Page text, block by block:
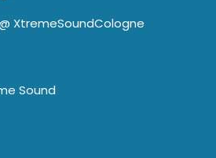
XtremeSoundCologne
Sound